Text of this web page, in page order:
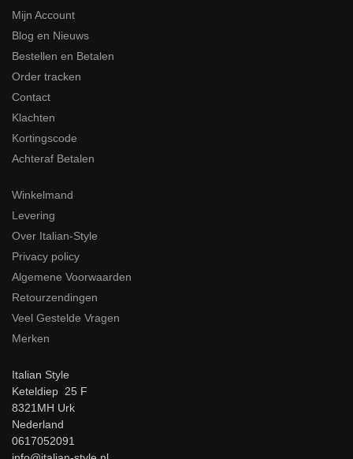
Mijn Account
Blog en Nieuws
Bestellen en Betalen
Order tracken
Contact
Klachten
Kortingscode
Achteraf Betalen
Winkelmand
Levering
Over Italian-Style
Privacy policy
Algemene Voorwaarden
Retourzendingen
Veel Gestelde Vragen
Merken
Italian Style
Keteldiep 25 F
8321MH Urk
Nederland
0617052091